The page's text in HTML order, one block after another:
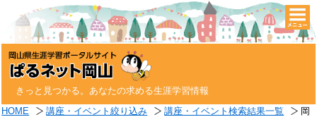
きっと見つかる。あなたの求める生涯学習情報
HOME 講座・イベント絞り込み 講座・イベント検索結果一覧
岡